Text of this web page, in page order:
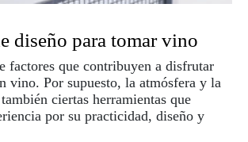
diseño para tomar vino
factores que contribuyen a disfrutar
vino. Por supuesto, la atmósfera y la
ciertas herramientas que
por su practicidad, diseño y